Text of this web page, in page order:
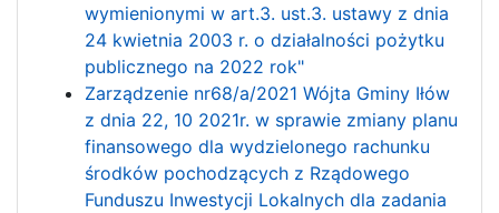
wymienionymi w art.3. ust.3. ustawy z dnia
24 kwietnia 2003 r. o działalności pożytku
publicznego na 2022 rok"
Zarządzenie nr68/a/2021 Wójta Gminy Iłów
z dnia 22, 10 2021r. w sprawie zmiany planu
finansowego dla wydzielonego rachunku
środków pochodzących z Rządowego
Funduszu Inwestycji Lokalnych dla zadania